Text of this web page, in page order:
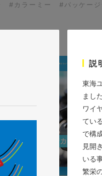
#カラーミー #パッケー
説
東海
ました
ワイ
てい
で構
見開
いる
繁栄